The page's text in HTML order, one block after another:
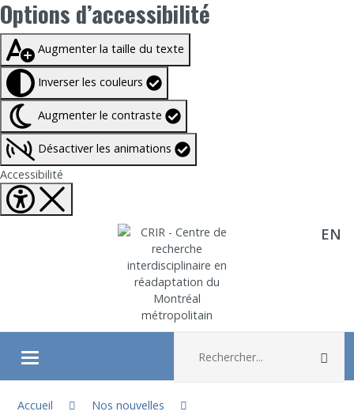
Options d’accessibilité
Taille du texte à100%
Augmenter la taille du texte
Inverser les couleurs
Augmenter le contraste
Désactiver les animations
Accessibilité
Aller directement au contenu EN
Ouvrir/fermer le menu
À propos
Accueil
Nos nouvelles